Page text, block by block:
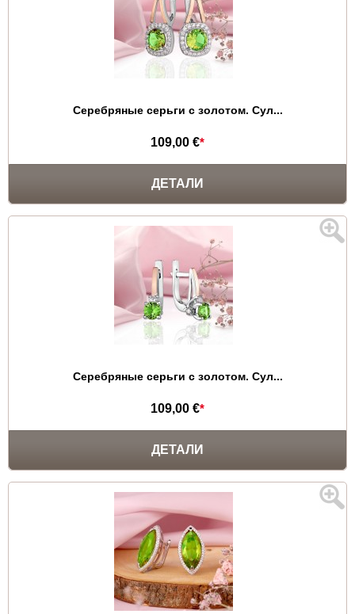
Серебряные серьги с золотом. Сул...
109,00 €*
ДЕТАЛИ
Серебряные серьги с золотом. Сул...
109,00 €*
ДЕТАЛИ